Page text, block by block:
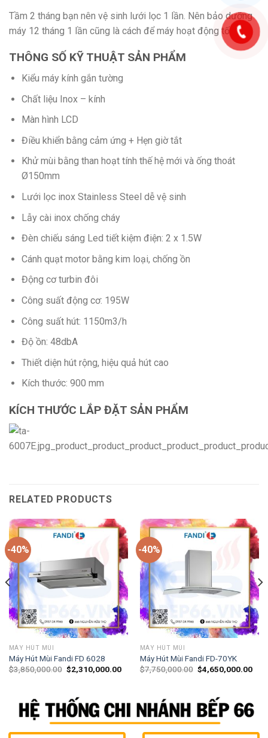
Tầm 2 tháng bạn nên vệ sinh lưới lọc 1 lần. Nên bảo dưỡng
máy 12 tháng 1 lần cũng là cách để máy hoạt động tốt hơn.
THÔNG SỐ KỸ THUẬT SẢN PHẨM
Kiểu máy kính gắn tường
Chất liệu Inox – kính
Màn hình LCD
Điều khiển bằng cảm ứng + Hẹn giờ tắt
Khử mùi bằng than hoạt tính thế hệ mới và ống thoát
Ø150mm
Lưới lọc inox Stainless Steel dễ vệ sinh
Lẫy cài inox chống cháy
Đèn chiếu sáng Led tiết kiệm điện: 2 x 1.5W
Cánh quạt motor bằng kim loại, chống ồn
Động cơ turbin đôi
Công suất động cơ: 195W
Công suất hút: 1150m3/h
Độ ồn: 48dbA
Thiết diện hút rộng, hiệu quả hút cao
Kích thước: 900 mm
KÍCH THƯỚC LẮP ĐẶT SẢN PHẨM
RELATED PRODUCTS
-40%
MÁY HÚT MÙI
Máy Hút Mùi Fandi FD 6028
$3,850,000.00 $2,310,000.00
-40%
MÁY HÚT MÙI
Máy Hút Mùi Fandi FD-70YK
$7,750,000.00 $4,650,000.00